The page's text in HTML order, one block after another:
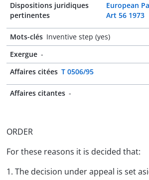
Dispositions juridiques
pertinentes
European
Art 56 1973
Mots-clés Inventive step (yes)
Exergue -
Affaires citées T 0506/95
Affaires citantes -
ORDER
For these reasons it is decided that:
1. The decision under appeal is set